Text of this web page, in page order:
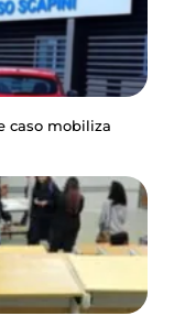
caso mobiliza